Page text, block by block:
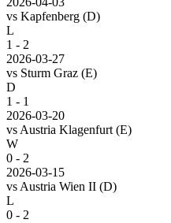
vs Kapfenberg (D)
L
1 - 2
2026-03-27
vs Sturm Graz (E)
D
1 - 1
2026-03-20
vs Austria Klagenfurt (E)
W
0 - 2
2026-03-15
vs Austria Wien II (D)
L
0 - 2